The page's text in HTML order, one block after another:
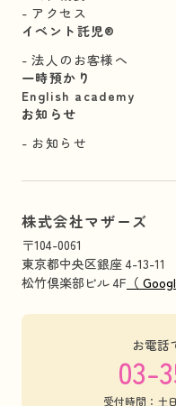
アクセス
イベント託児®︎
法人のお客様へ
一時預かり
English academy
お知らせ
お知らせ
株式会社マザーズ
〒104-0061
東京都中央区銀座 4-13-11
松竹倶楽部ビル 4F （
お電話
03-
受付時間：土